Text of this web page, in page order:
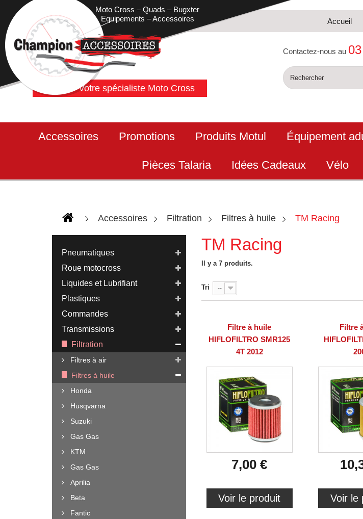
Accueil
Moto Cross – Quads – Bugxter
Equipements – Accessoires
Votre spécialiste Moto Cross
Contactez-nous au
Accessoires Promotions Produits Motul Équipement
Pièces Talaria Idées Cadeaux Vélo
Accessoires Filtration Filtres à huile TM Racing
TM Racing
Il y a 7 produits.
Tri --
Filtre à huile
HIFLOFILTRO SMR125
4T 2012
7,00 €
Voir le produit
Filtre
Voir le
Pneumatiques
Roue motocross
Liquides et Lubrifiant
Plastiques
Commandes
Transmissions
Filtration
Filtres à air
Filtres à huile
Honda
Husqvarna
Suzuki
Gas Gas
KTM
Gas Gas
Aprilia
Beta
Fantic